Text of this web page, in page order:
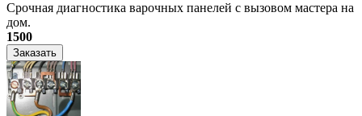
Срочная диагностика варочных панелей с вызовом мастера на
дом.
1500
Заказать